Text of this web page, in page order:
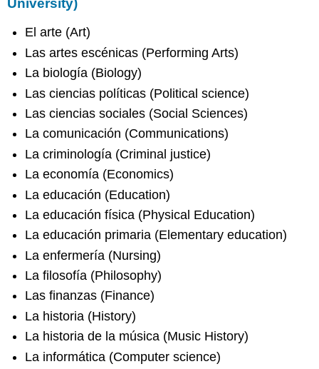
University)
El arte (Art)
Las artes escénicas (Performing Arts)
La biología (Biology)
Las ciencias políticas (Political science)
Las ciencias sociales (Social Sciences)
La comunicación (Communications)
La criminología (Criminal justice)
La economía (Economics)
La educación (Education)
La educación física (Physical Education)
La educación primaria (Elementary education)
La enfermería (Nursing)
La filosofía (Philosophy)
Las finanzas (Finance)
La historia (History)
La historia de la música (Music History)
La informática (Computer science)